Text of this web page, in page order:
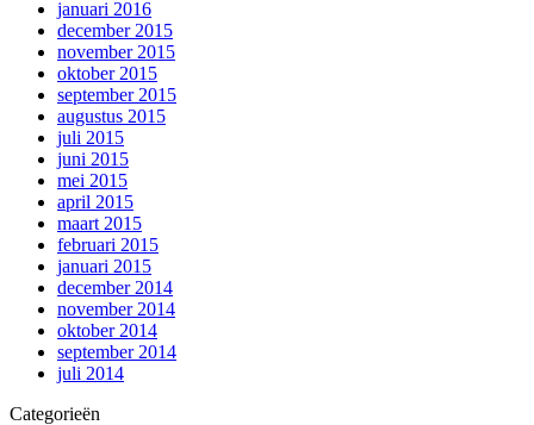
januari 2016
december 2015
november 2015
oktober 2015
september 2015
augustus 2015
juli 2015
juni 2015
mei 2015
april 2015
maart 2015
februari 2015
januari 2015
december 2014
november 2014
oktober 2014
september 2014
juli 2014
Categorieën